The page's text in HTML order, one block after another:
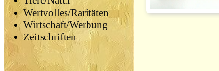
Wertvolles/Raritäten
Wirtschaft/Werbung
Zeitschriften